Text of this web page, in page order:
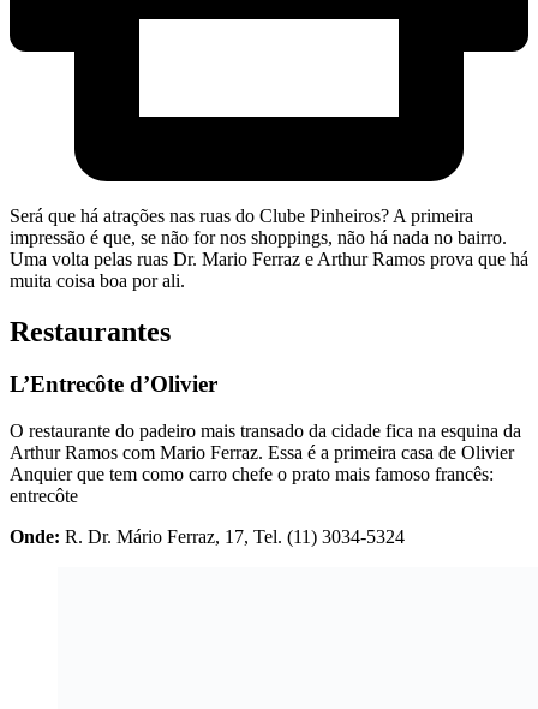
Será que há atrações nas ruas do Clube Pinheiros? A primeira
impressão é que, se não for nos shoppings, não há nada no bairro.
Uma volta pelas ruas Dr. Mario Ferraz e Arthur Ramos prova que há
muita coisa boa por ali.
Restaurantes
L’Entrecôte d’Olivier
O restaurante do padeiro mais transado da cidade fica na esquina da
Arthur Ramos com Mario Ferraz. Essa é a primeira casa de Olivier
Anquier que tem como carro chefe o prato mais famoso francês:
entrecôte
Onde: R. Dr. Mário Ferraz, 17, Tel. (11) 3034-5324